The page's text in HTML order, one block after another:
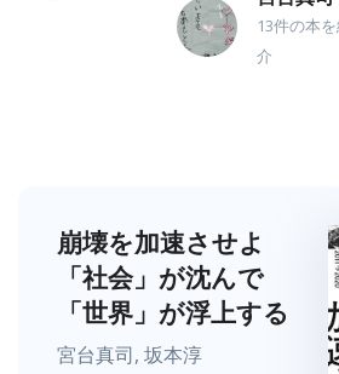
13件の本
介
崩壊を加速させよ
「社会」が沈んで
「世界」が浮上する
宮台真司, 坂本淳